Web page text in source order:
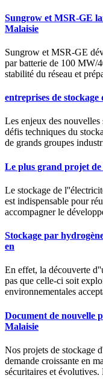
Sungrow et MSR-GE
Malaisie
Sungrow et MSR-GE
par batterie de 100 MW/
stabilité du réseau et
entreprises de stockage
Les enjeux des nouvelles
défis techniques du
de grands groupes
Le plus grand projet de
Le stockage de
est indispensable pour
accompagner le
Stockage par
en
En effet, la découverte
pas que celle-ci soit
environnementales
Document de nouvelle
Malaisie
Nos projets de stockage
demande croissante en
sécuritaires et